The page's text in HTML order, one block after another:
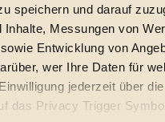
speichern und darauf
Messungen von
Entwicklung von
wer Ihre Daten für
jederzeit über
das Privacy Trigger